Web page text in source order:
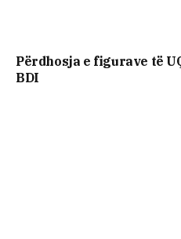
Përdhosja e figurave të
BDI